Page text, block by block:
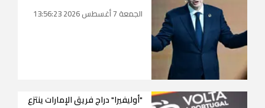
الجمعة 7 أغسطس 2026 13:56:23
"أوليفيرا" دراج فريق الإمارات ينتزع